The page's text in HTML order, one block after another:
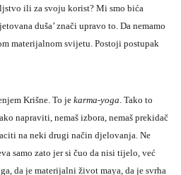
ili za svoju korist? Mi smo bića
duša’ znači upravo to. Da nemamo
materijalnom svijetu. Postoji postupak
Krišne. To je karma-yoga . Tako to
napraviti, nemaš izbora, nemaš prekidač
na neki drugi način djelovanja. Ne
samo zato jer si čuo da nisi tijelo, već
da je materijalni život maya, da je svrha